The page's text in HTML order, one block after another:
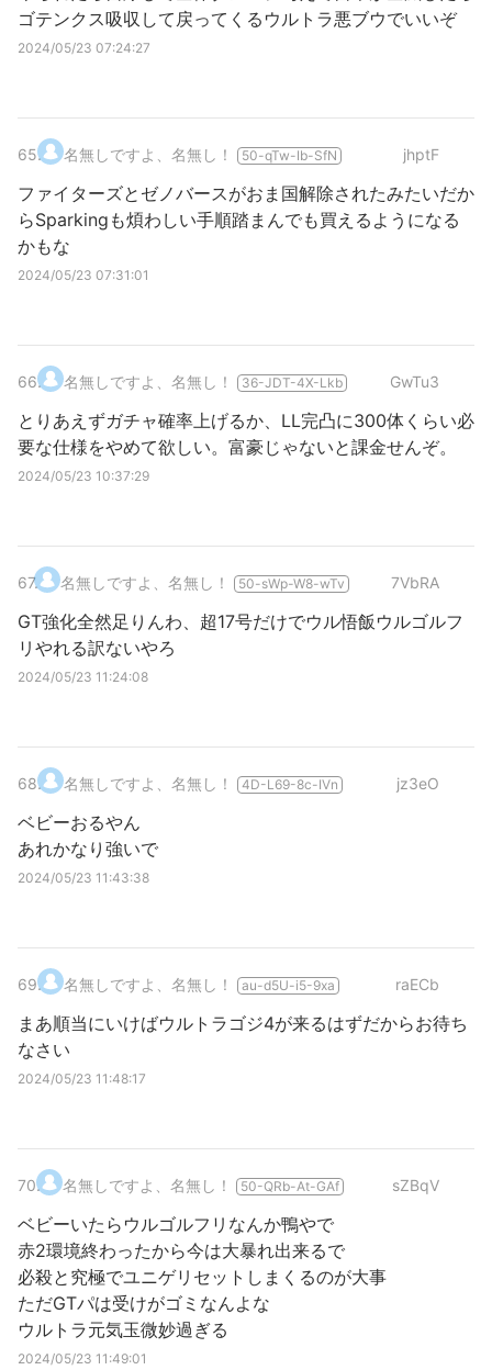
ゴテンクス吸収して戻ってくるウルトラ悪ブウでいいぞ
2024/05/23 07:24:27
65. 名無しですよ、名無し！ 50-qTw-Ib-SfN jhptF
ファイターズとゼノバースがおま国解除されたみたいだか
らSparkingも煩わしい手順踏まんでも買えるようになる
かもな
2024/05/23 07:31:01
66. 名無しですよ、名無し！ 36-JDT-4X-Lkb GwTu3
とりあえずガチャ確率上げるか、LL完凸に300体くらい必
要な仕様をやめて欲しい。富豪じゃないと課金せんぞ。
2024/05/23 10:37:29
67. 名無しですよ、名無し！ 50-sWp-W8-wTv 7VbRA
GT強化全然足りんわ、超17号だけでウル悟飯ウルゴルフ
リやれる訳ないやろ
2024/05/23 11:24:08
68. 名無しですよ、名無し！ 4D-L69-8c-IVn jz3eO
ベビーおるやん
あれかなり強いで
2024/05/23 11:43:38
69. 名無しですよ、名無し！ au-d5U-i5-9xa raECb
まあ順当にいけばウルトラゴジ4が来るはずだからお待ち
なさい
2024/05/23 11:48:17
70. 名無しですよ、名無し！ 50-QRb-At-GAf sZBqV
ベビーいたらウルゴルフリなんか鴨やで
赤2環境終わったから今は大暴れ出来るで
必殺と究極でユニゲリセットしまくるのが大事
ただGTパは受けがゴミなんよな
ウルトラ元気玉微妙過ぎる
2024/05/23 11:49:01